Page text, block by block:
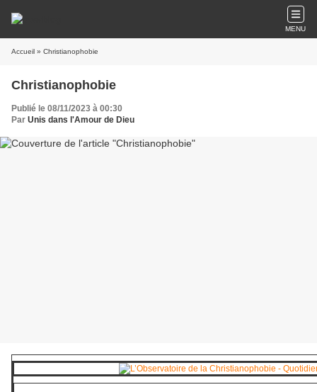
MENU
Accueil » Christianophobie
Christianophobie
Publié le 08/11/2023 à 00:30
Par Unis dans l'Amour de Dieu